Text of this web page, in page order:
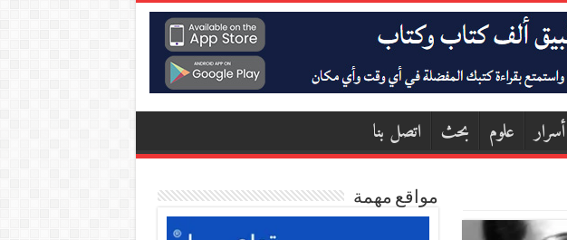
أسرار علوم بحث اتصل بنا
مواقع مهمة